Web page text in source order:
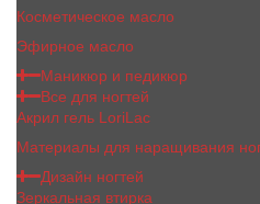
Косметическое масло
Эфирное масло
Маникюр и педикюр
Все для ногтей
Акрил гель LoriLac
Материалы для наращивания
Дизайн ногтей
Зеркальная втирка